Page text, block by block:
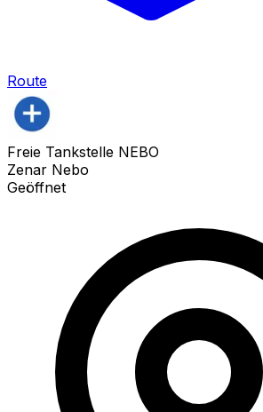
Route
Freie Tankstelle NEBO
Zenar Nebo
Geöffnet